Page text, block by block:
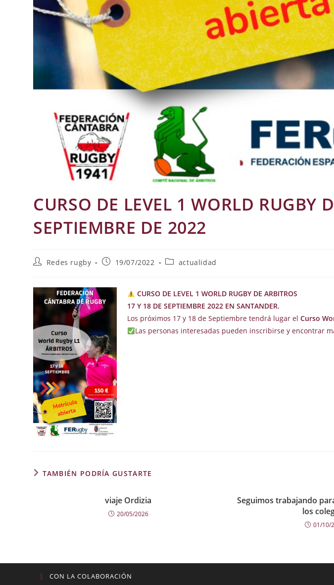
CURSO DE LEVEL 1 WORLD RUGBY
SEPTIEMBRE DE 2022
Autor
entrada:
Redes rugby
Publicación
entrada:
19/07/2022
Categoría
entrada:
actualidad
CURSO DE LEVEL 1 WORLD RUGBY DE ARBITROS
17 Y 18 DE SEPTIEMBRE 2022 EN SANTANDER.
Los próximos 17 y 18 de Septiembre tendrá lugar elCurso
Las personas interesadas pueden inscribirse y encontrar
TAMBIÉN PODRÍA GUSTARTE
viaje Ordizia
20/05/2026
Seguimos trabajando
los
01/10/
CON LA COLABORACIÓN